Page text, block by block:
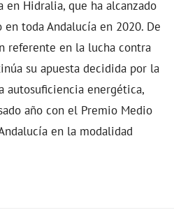
Hidralia, que ha alcanzado
toda Andalucía en 2020. De
referente en la lucha contra
su apuesta decidida por la
autosuficiencia energética,
año con el Premio Medio
en la modalidad